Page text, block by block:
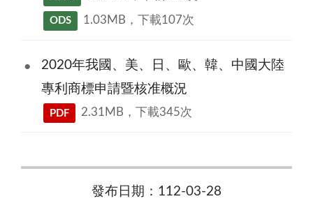
ODS 1.03MB，下載107次
2020年我國、美、日、歐、韓、中國大陸
專利商標申請暨核准概況
PDF 2.31MB，下載345次
發布日期：112-03-28